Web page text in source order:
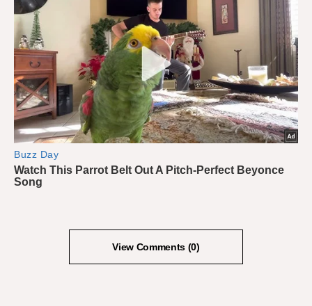
View Comments (0)